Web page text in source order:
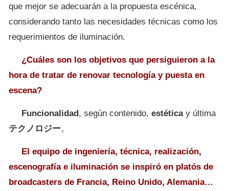
que mejor se adecuarán a la propuesta escénica,
considerando tanto las necesidades técnicas como los
requerimientos de iluminación.
¿Cuáles son los objetivos que persiguieron a la
hora de tratar de renovar tecnología y puesta en
escena?
Funcionalidad, según contenido, estética y última
テクノロジー。
El equipo de ingeniería, técnica, realización,
escenografía e iluminación se inspiró en platós de
broadcasters de Francia, Reino Unido, Alemania…